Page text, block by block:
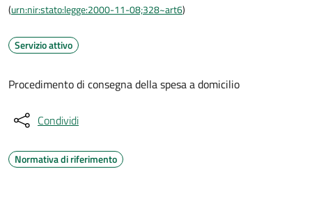
(urn:nir:stato:legge:2000-11-08;328~art6)
Servizio attivo
Procedimento di consegna della spesa a domicilio
Condividi
Normativa di riferimento